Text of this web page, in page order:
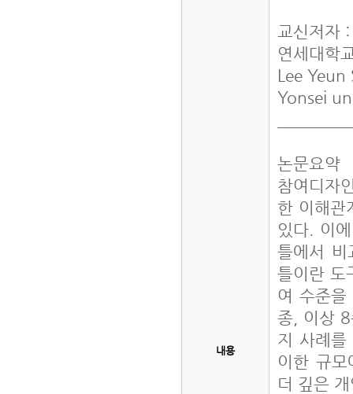
내용
교신저자
연세대학
Lee
Yonsei
논문요약
참여디자
한 이해관
있다. 이
틀에서 비
틀이란 도
여 수준
종, 이상
지 사례를
이한 규
더 깊은